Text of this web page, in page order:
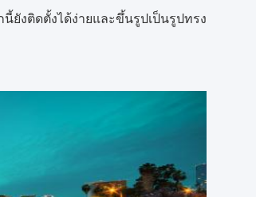
งติดตั้งได้ง่ายและขึ้นรูปเป็นรูปทรง